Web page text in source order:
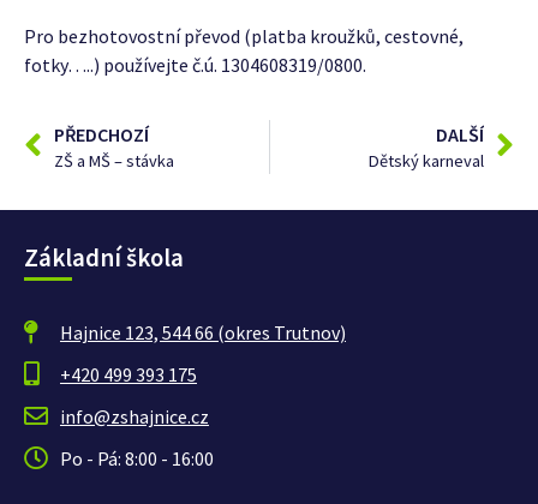
Pro bezhotovostní převod (platba kroužků, cestovné,
fotky…..) používejte č.ú. 1304608319/0800.
PŘEDCHOZÍ
ZŠ a MŠ – stávka
DALŠÍ
Dětský karneval
Základní škola
Hajnice 123, 544 66 (okres Trutnov)
+420 499 393 175
info@zshajnice.cz
Po - Pá: 8:00 - 16:00